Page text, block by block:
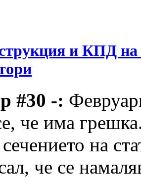
и КПД на
#30 -:
че има
на
че се